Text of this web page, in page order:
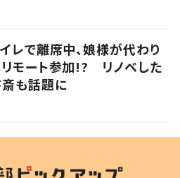
レで離席中、娘様が代わり
モート参加!? リノベした
も話題に